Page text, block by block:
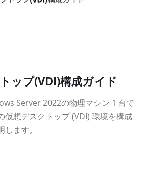
ップ(VDI)構成ガイド
Server 2022の物理マシン 1 台で
仮想デスクトップ (VDI) 環境を構成
ます。